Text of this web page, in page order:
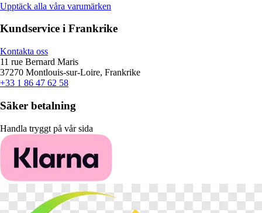
Upptäck alla våra varumärken
Kundservice i Frankrike
Kontakta oss
11 rue Bernard Maris
37270 Montlouis-sur-Loire, Frankrike
+33 1 86 47 62 58
Säker betalning
Handla tryggt på vår sida